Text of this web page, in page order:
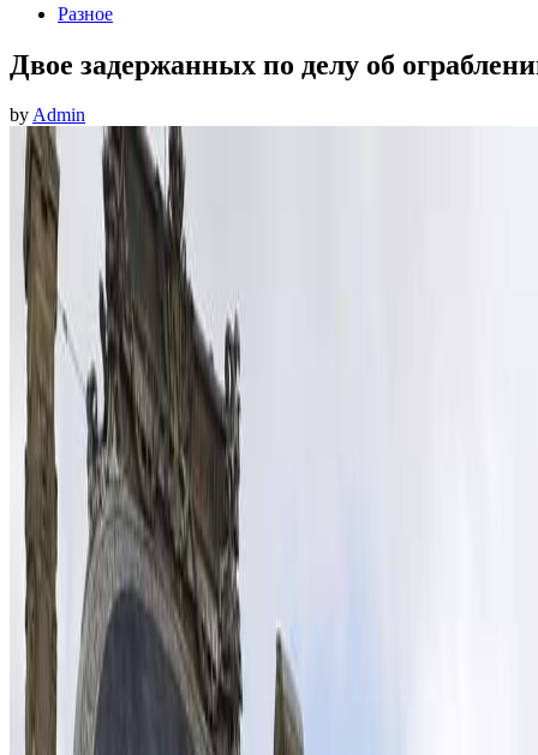
PostedРазное
Двое задержанных по делу об
byAdmin